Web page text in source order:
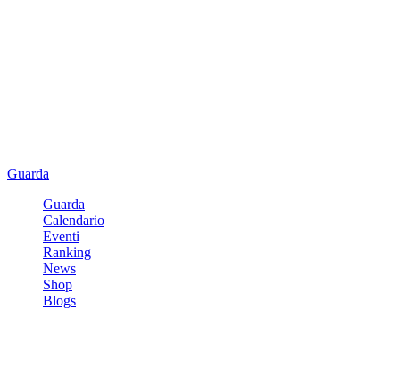
Guarda
Guarda
Calendario
Eventi
Ranking
News
Shop
Blogs